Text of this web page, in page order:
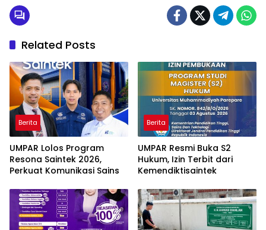
Related Posts
Berita
UMPAR Lolos Program
Resona Saintek 2026,
Perkuat Komunikasi Sains
Berita
UMPAR Resmi Buka S2
Hukum, Izin Terbit dari
Kemendiktisaintek